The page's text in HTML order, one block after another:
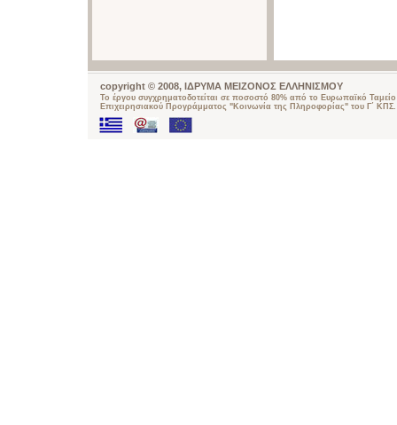
copyright © 2008, ΙΔΡΥΜΑ ΜΕΙΖΟΝΟΣ ΕΛΛΗΝΙΣΜΟΥ
Το έργου συγχρηματοδοτείται σε ποσοστό 80% από το Ευρωπαϊκό
Επιχειρησιακού Προγράμματος "Κοινωνία της Πληροφορίας" του Γ΄ ΚΠΣ.